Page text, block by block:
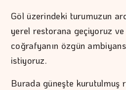
Göl üzerindeki turumuzun
yerel restorana geçiyoruz
coğrafyanın özgün
istiyoruz.
Burada güneşte kurutulmuş